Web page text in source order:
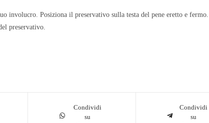
involucro. Posiziona il preservativo sulla testa del pene eretto e
preservativo.
Condividi
su
Condividi
su